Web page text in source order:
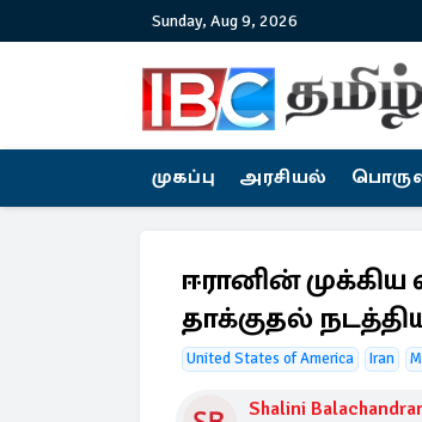
Sunday, Aug 9, 2026
முகப்பு அரசியல்
ஈரானின்
தாக்குதல்
United States of America Iran
Shalini